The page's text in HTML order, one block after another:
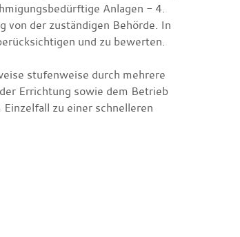
Anlagen - 4.
von der zuständigen Behörde. In
und zu bewerten.
stufenweise durch mehrere
Errichtung sowie dem Betrieb
zu einer schnelleren